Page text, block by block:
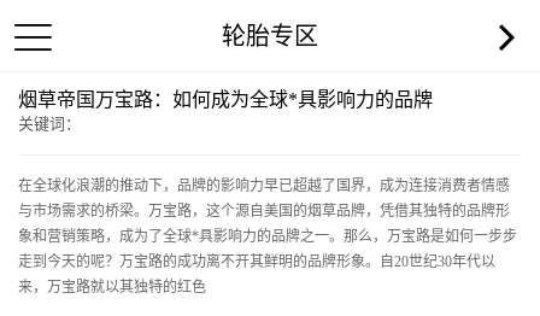
轮胎专区
烟草帝国万宝路：如何成为全球*具影响力的品牌
关键词：
在全球化浪潮的推动下，品牌的影响力早已超越了国界，成为连接消费者情感
与市场需求的桥梁。万宝路，这个源自美国的烟草品牌，凭借其独特的品牌形
象和营销策略，成为了全球*具影响力的品牌之一。那么，万宝路是如何一步步
走到今天的呢？万宝路的成功离不开其鲜明的品牌形象。自20世纪30年代以
来，万宝路就以其独特的红色